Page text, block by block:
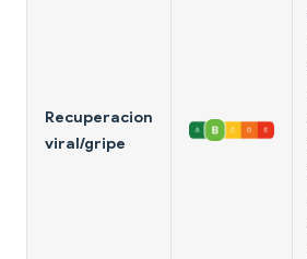
Recuperacion
viral/gripe